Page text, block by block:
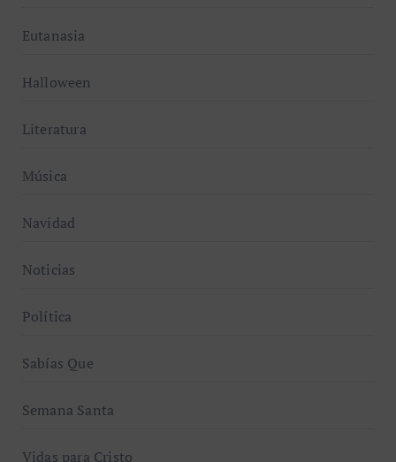
Eutanasia
Halloween
Literatura
Música
Navidad
Noticias
Política
Sabías Que
Semana Santa
Vidas para Cristo